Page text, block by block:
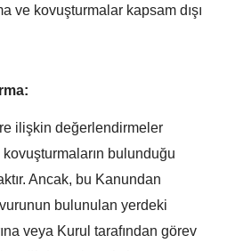
ve kovuşturmalar kapsam dışı
ilişkin değerlendirmeler
bulunduğu
Ancak, bu Kanundan
bulunulan yerdeki
veya Kurul tarafından görev